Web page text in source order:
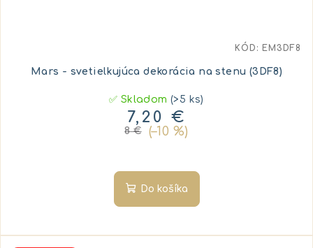
Mars - svetielkujúca dekorácia na stenu (3DF8)
✅ Skladom(>5 ks)
7,20 €
8 € (–10 %)
Do košíka
KÓD: EM3DF8